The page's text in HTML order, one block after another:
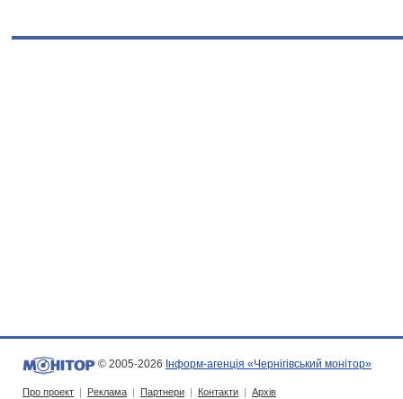
© 2005-2026 Інформ-агенція «Чернігівський монітор»
Про проект | Реклама | Партнери | Контакти | Архів